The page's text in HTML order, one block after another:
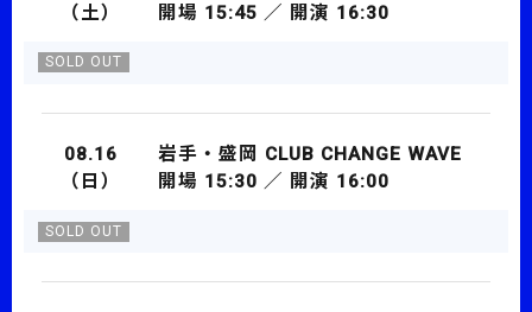
（土）
開場 15:45 ／ 開演 16:30
SOLD OUT
08.16
（日）
岩手・盛岡 CLUB CHANGE WAVE
開場 15:30 ／ 開演 16:00
SOLD OUT